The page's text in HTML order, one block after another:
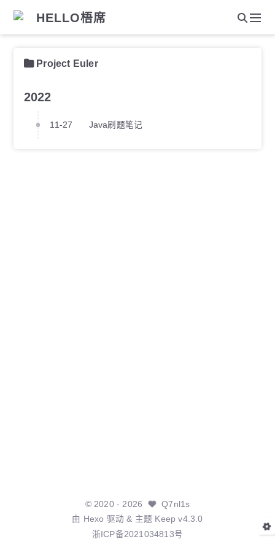
HELLO梧席
Project Euler
2022
11-27 Java刷题笔记
© 2020- 2026
Q7nl1s
由 Hexo 驱动 & 主题 Keep v4.3.0
浙ICP备2021034813号